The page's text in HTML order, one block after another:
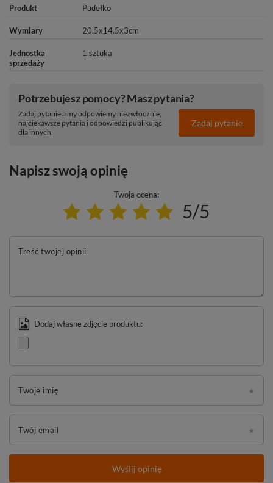
Produkt Pudełko
Wymiary 20.5x14.5x3cm
Jednostka
sprzedaży
1 sztuka
Potrzebujesz pomocy? Masz pytania?
Zadaj pytanie a my odpowiemy niezwłocznie,
najciekawsze pytania i odpowiedzi publikując
dla innych.
Zadaj pytanie
Napisz swoją opinię
Twoja ocena:
5/5
Treść twojej opinii
Dodaj własne zdjęcie produktu:
Twoje imię
Twój email
Wyślij opinię